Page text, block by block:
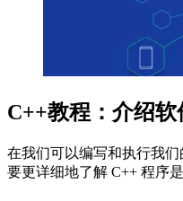
C++教程：介绍
在我们可以编写和执行我
要更详细地了解 C++ 程序